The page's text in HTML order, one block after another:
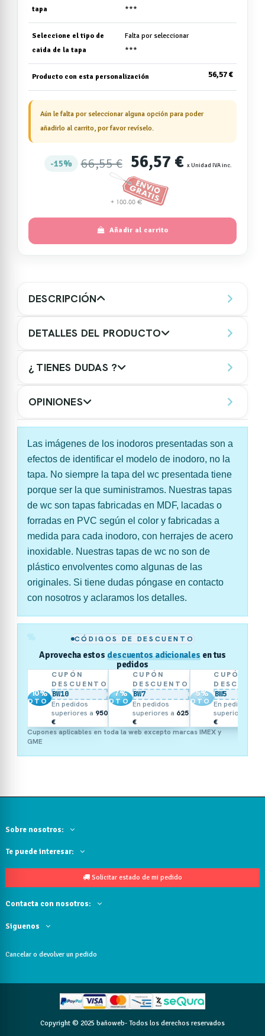
tapa
***
Seleccione el tipo de
caida de la tapa
Falta por seleccionar
***
Producto con esta personalización 56,57 €
Aún le falta por seleccionar alguna opción para poder
añadirlo al carrito, por favor revíselo.
15% 66,55 € 56,57 € x Unidad IVA inc.
Añadir al carrito
DESCRIPCIÓN
DETALLES DEL PRODUCTO
¿ TIENES DUDAS ?
OPINIONES
Las imágenes de los inodoros presentadas son a
efectos de identificar el modelo de inodoro, no la
tapa. No siempre la tapa del wc presentada tiene
porque ser la que suministramos. Nuestras tapas
de wc son tapas fabricadas en MDF, lacadas o
forradas en PVC según el color y fabricadas a
medida para cada inodoro, con herrajes de acero
inoxidable. Nuestras tapas de wc no son de
plástico envolventes como algunas de las
originales. Si tiene dudas póngase en contacto
con nosotros y aclaramos los detalles.
CÓDIGOS DE DESCUENTO
Aprovecha estos descuentos adicionales en tus
pedidos
10%
DTO.
CUPÓN
DESCUENTO
BW10
En pedidos
superiores a 950
€
7%
DTO.
CUPÓN
DESCUENTO
BW7
En pedidos
superiores a 625
€
5%
DTO.
CUPÓN
BW5
En pedidos
superiores a
€
Cupones aplicables en toda la web excepto marcas IMEX y
GME
Sobre nosotros:
Te puede interesar:
Solicitar estado de mi pedido
Contacta con nosotros:
Siguenos
Cancelar o devolver un pedido
Copyright © 2025 bañoweb- Todos los derechos reservados